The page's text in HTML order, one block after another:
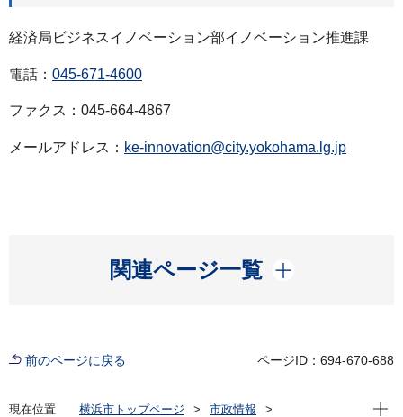
経済局ビジネスイノベーション部イノベーション推進課
電話： 045-671-4600
ファクス：045-664-4867
メールアドレス： ke-innovation@city.yokohama.lg.jp
関連ページ一覧
開く
前のページに戻る ページID：694-670-688
現在位置 横浜市トップページ
市政情報
現在